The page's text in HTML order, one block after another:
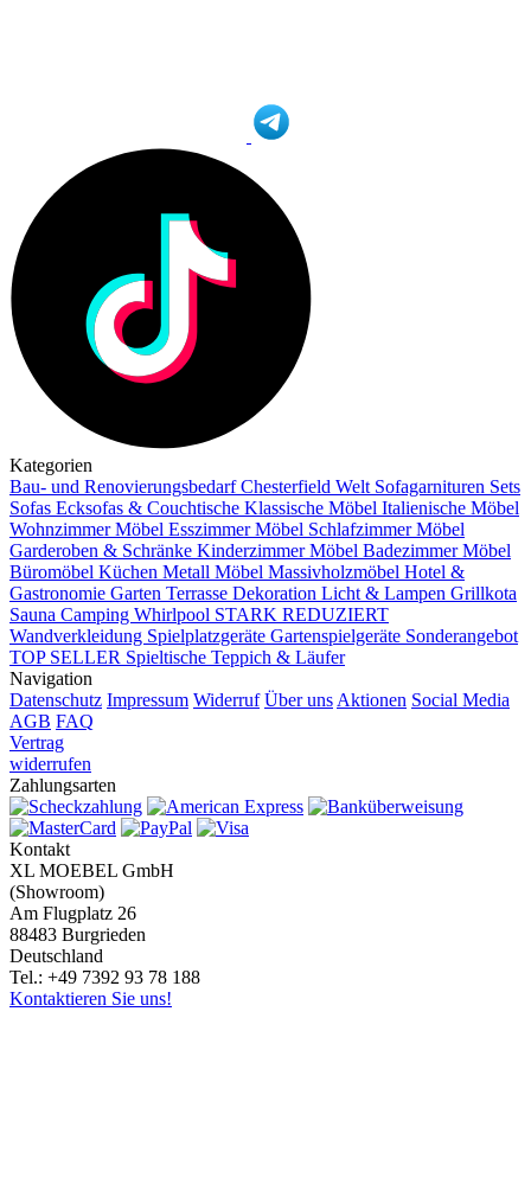
Kategorien
Bau- und RenovierungsbedarfChesterfield Welt Sofagarnituren Sets
Sofas Ecksofas & Couchtische Klassische Möbel Italienische Möbel
Wohnzimmer Möbel Esszimmer Möbel Schlafzimmer Möbel
Garderoben & Schränke Kinderzimmer Möbel Badezimmer Möbel
Büromöbel Küchen Metall Möbel Massivholzmöbel Hotel &
Gastronomie Garten Terrasse Dekoration Licht & Lampen Grillkota
Sauna Camping Whirlpool STARK REDUZIERT
Wandverkleidung Spielplatzgeräte Gartenspielgeräte Sonderangebot
TOP SELLER Spieltische Teppich & Läufer
Navigation
Datenschutz Impressum Widerruf Über uns Aktionen Social Media
AGB FAQ
Vertrag
widerrufen
Zahlungsarten
Kontakt
XL MOEBEL GmbH
(Showroom)
Am Flugplatz 26
88483 Burgrieden
Deutschland
Tel.: +49 7392 93 78 188
Kontaktieren Sie uns!